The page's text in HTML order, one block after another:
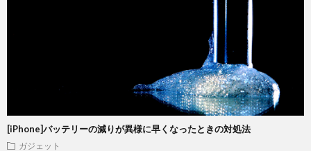
[iPhone]バッテリーの減りが異様に早くなったときの対処法
ガジェット